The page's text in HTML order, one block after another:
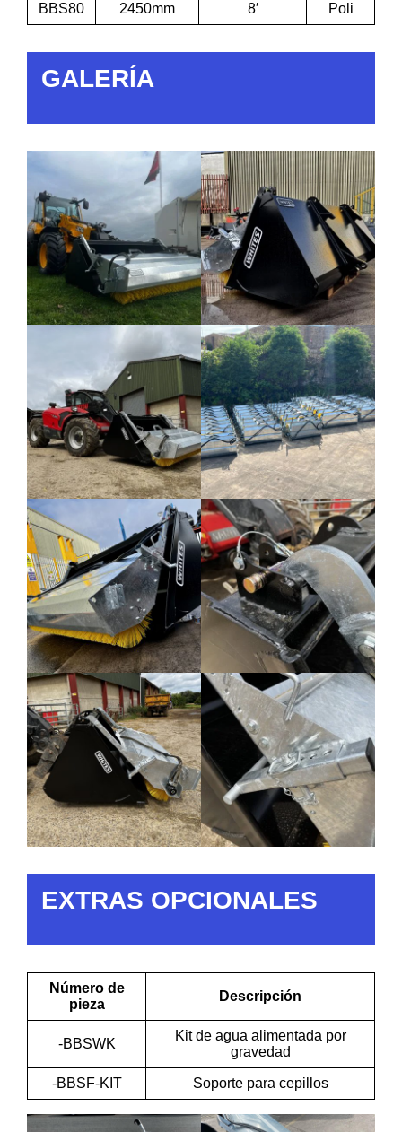
BBS80 2450mm 8′ Poli
GALERÍA
EXTRAS OPCIONALES
Número de
pieza
Descripción
-BBSWK
Kit de agua alimentada por
gravedad
-BBSF-KIT Soporte para cepillos